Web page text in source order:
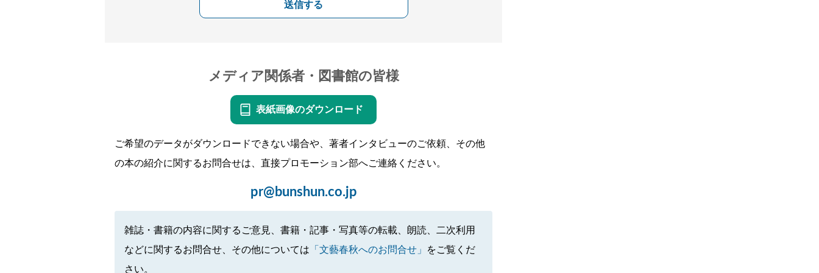
送信する
メディア関係者・図書館の皆様
表紙画像のダウンロード
ご希望のデータがダウンロードできない場合や、著者インタビューのご依頼、その他
の本の紹介に関するお問合せは、直接プロモーション部へご連絡ください。
pr@bunshun.co.jp
雑誌・書籍の内容に関するご意見、書籍・記事・写真等の転載、朗読、二次利用
などに関するお問合せ、その他については 「文藝春秋へのお問合せ」
をご覧くだ
さい。